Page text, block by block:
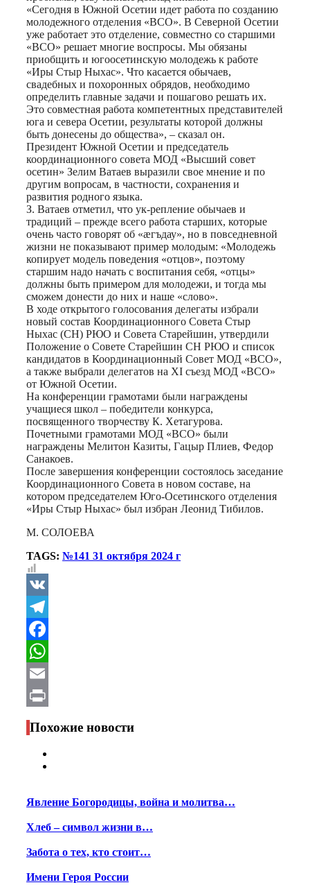
«Сегодня в Южной Осетии идет работа по созданию
молодежного отделения «ВСО». В Северной Осетии
уже работает это отделение, совместно со старшими
«ВСО» решает многие воспросы. Мы обязаны
приобщить и югоосетинскую молодежь к работе
«Иры Стыр Ныхас». Что касается обычаев,
свадебных и похоронных обрядов, необходимо
определить главные задачи и пошагово решать их.
Это совместная работа компетентных представителей
юга и севера Осетии, результаты которой должны
быть донесены до общества», – сказал он.
Президент Южной Осетии и председатель
координационного совета МОД «Высший совет
осетин» Зелим Ватаев выразили свое мнение и по
другим вопросам, в частности, сохранения и
развития родного языка.
З. Ватаев отметил, что ук-репление обычаев и
традиций – прежде всего работа старших, которые
очень часто говорят об «æгъдау», но в повседневной
жизни не показывают пример молодым: «Молодежь
копирует модель поведения «отцов», поэтому
старшим надо начать с воспитания себя, «отцы»
должны быть примером для молодежи, и тогда мы
сможем донести до них и наше «слово».
В ходе открытого голосования делегаты избрали
новый состав Координационного Совета Стыр
Ныхас (СН) РЮО и Совета Старейшин, утвердили
Положение о Совете Старейшин СН РЮО и список
кандидатов в Координационный Совет МОД «ВСО»,
а также выбрали делегатов на XI съезд МОД «ВСО»
от Южной Осетии.
На конференции грамотами были награждены
учащиеся школ – победители конкурса,
посвященного творчеству К. Хетагурова.
Почетными грамотами МОД «ВСО» были
награждены Мелитон Казиты, Гацыр Плиев, Федор
Санакоев.
После завершения конференции состоялось заседание
Координационного Совета в новом составе, на
котором председателем Юго-Осетинского отделения
«Иры Стыр Ныхас» был избран Леонид Тибилов.
М. СОЛОЕВА
TAGS: №141 31 октября 2024 г
VK
Telegram
Facebook
WhatsApp
Email
Print
Похожие новости
Явление Богородицы, война и молитва…
Хлеб – символ жизни в…
Забота о тех, кто стоит…
Имени Героя России